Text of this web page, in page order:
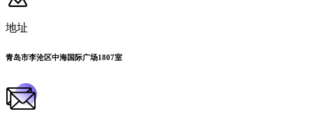
地址
青岛市李沧区中海国际广场1807室